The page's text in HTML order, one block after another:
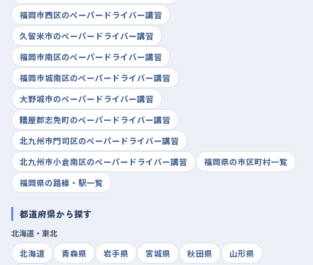
福岡市西区のペーパードライバー講習
久留米市のペーパードライバー講習
福岡市南区のペーパードライバー講習
福岡市城南区のペーパードライバー講習
大野城市のペーパードライバー講習
糟屋郡志免町のペーパードライバー講習
北九州市門司区のペーパードライバー講習
北九州市小倉南区のペーパードライバー講習
福岡県の市区町村一覧
福岡県の路線・駅一覧
都道府県から探す
北海道・東北
北海道
青森県 岩手県 宮城県 秋田県
山形県